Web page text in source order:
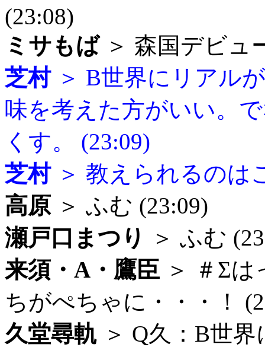
(23:08)
ミサもば＞ 森国デビュ
芝村＞ B世界にリアル
味を考えた方がいい。
くす。 (23:09)
芝村＞ 教えられるのは
高原 ＞ ふむ (23:09)
瀬戸口まつり
＞ ふむ
来須・A・鷹臣 ＞ ＃Σ
ちがぺちゃに・・・！
久堂尋軌 ＞ Q久：B世